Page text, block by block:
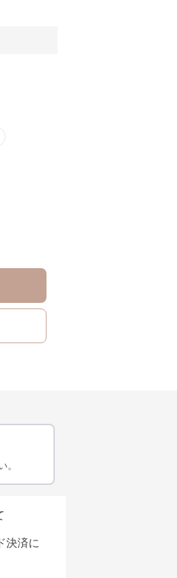
。
決済に